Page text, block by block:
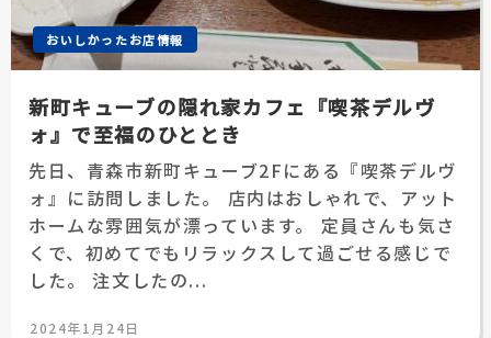
おいしかったお店情報
新町キューブの隠れ家カフェ『喫茶デルヴ
ォ』で至福のひととき
先日、青森市新町キューブ2Fにある『喫茶デルヴ
ォ』に訪問しました。 店内はおしゃれで、アット
ホームな雰囲気が漂っています。 定員さんも気さ
くで、初めてでもリラックスして過ごせる感じで
した。 注文したの...
投
2024年1月24日